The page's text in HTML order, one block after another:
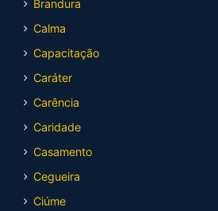
Brandura
Calma
Capacitação
Caráter
Carência
Caridade
Casamento
Cegueira
Ciúme